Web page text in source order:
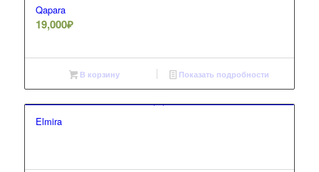
Qapara
19,000₽
В корзину Показать подробности
Elmira